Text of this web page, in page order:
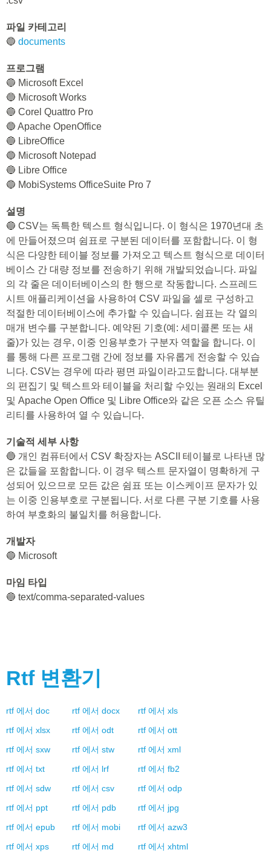
파일 카테고리
🔵 documents
프로그램
🔵 Microsoft Excel
🔵 Microsoft Works
🔵 Corel Quattro Pro
🔵 Apache OpenOffice
🔵 LibreOffice
🔵 Microsoft Notepad
🔵 Libre Office
🔵 MobiSystems OfficeSuite Pro 7
설명
🔵 CSV는 독특한 텍스트 형식입니다. 이 형식은 1970년대 초
에 만들어졌으며 쉼표로 구분된 데이터를 포함합니다. 이 형
식은 다양한 테이블 정보를 가져오고 텍스트 형식으로 데이터
베이스 간 대량 정보를 전송하기 위해 개발되었습니다. 파일
의 각 줄은 데이터베이스의 한 행으로 작동합니다. 스프레드
시트 애플리케이션을 사용하여 CSV 파일을 셀로 구성하고
적절한 데이터베이스에 추가할 수 있습니다. 쉼표는 각 열의
매개 변수를 구분합니다. 예약된 기호(예: 세미콜론 또는 새
줄)가 있는 경우, 이중 인용부호가 구분자 역할을 합니다. 이
를 통해 다른 프로그램 간에 정보를 자유롭게 전송할 수 있습
니다. CSV는 경우에 따라 평면 파일이라고도합니다. 대부분
의 편집기 및 텍스트와 테이블을 처리할 수있는 원래의 Excel
및 Apache Open Office 및 Libre Office와 같은 오픈 소스 유틸
리티를 사용하여 열 수 있습니다.
기술적 세부 사항
🔵 개인 컴퓨터에서 CSV 확장자는 ASCII 테이블로 나타낸 많
은 값들을 포함합니다. 이 경우 텍스트 문자열이 명확하게 구
성되어 있으므로 모든 값은 쉼표 또는 이스케이프 문자가 있
는 이중 인용부호로 구분됩니다. 서로 다른 구분 기호를 사용
하여 부호화의 불일치를 허용합니다.
개발자
🔵 Microsoft
마임 타입
🔵 text/comma-separated-values
Rtf 변환기
rtf 에서 doc rtf 에서 docx rtf 에서 xls
rtf 에서 xlsx rtf 에서 odt rtf 에서 ott
rtf 에서 sxw rtf 에서 stw rtf 에서 xml
rtf 에서 txt rtf 에서 lrf rtf 에서 fb2
rtf 에서 sdw rtf 에서 csv rtf 에서 odp
rtf 에서 ppt rtf 에서 pdb rtf 에서 jpg
rtf 에서 epub rtf 에서 mobi rtf 에서 azw3
rtf 에서 xps rtf 에서 md rtf 에서 xhtml